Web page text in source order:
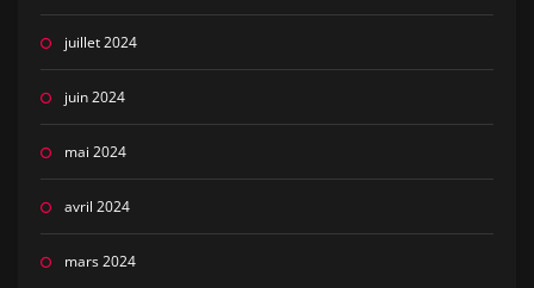
juillet 2024
juin 2024
mai 2024
avril 2024
mars 2024